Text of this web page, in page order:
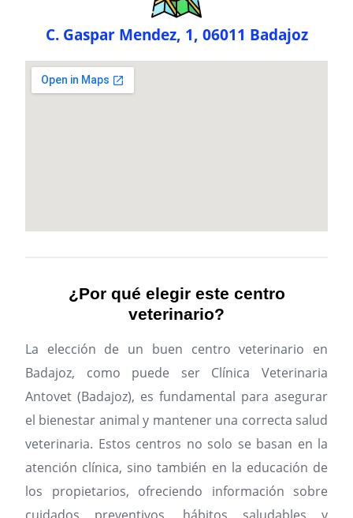
C. Gaspar Mendez, 1, 06011 Badajoz
¿Por qué elegir este centro
veterinario?
La elección de un buen centro veterinario en
Badajoz, como puede ser Clínica Veterinaria
Antovet (Badajoz), es fundamental para asegurar
el bienestar animal y mantener una correcta salud
veterinaria. Estos centros no solo se basan en la
atención clínica, sino también en la educación de
los propietarios, ofreciendo información sobre